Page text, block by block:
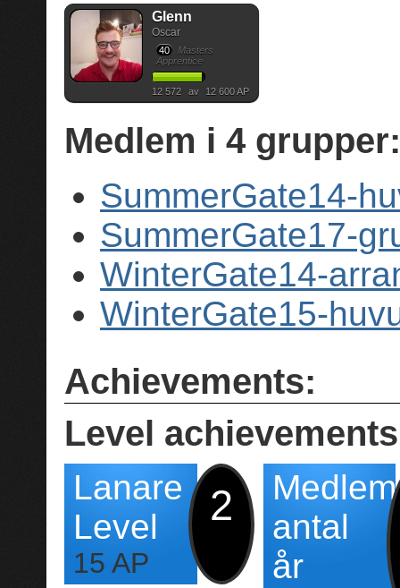
Glenn
Oscar
40
Masters
Apprentice
12 572 av 12 600 AP
Medlem i 4 grupper:
SummerGate14-
SummerGate17-
WinterGate14-
WinterGate15-
Achievements:
Level achievements
Lanare
Level
15 AP
2
Medlem
antal
år